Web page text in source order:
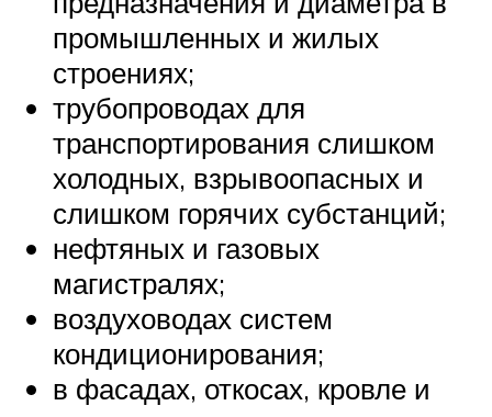
промышленных и жилых
строениях;
трубопроводах для
транспортирования слишком
холодных, взрывоопасных и
слишком горячих субстанций;
нефтяных и газовых
магистралях;
воздуховодах систем
кондиционирования;
в фасадах, откосах, кровле и